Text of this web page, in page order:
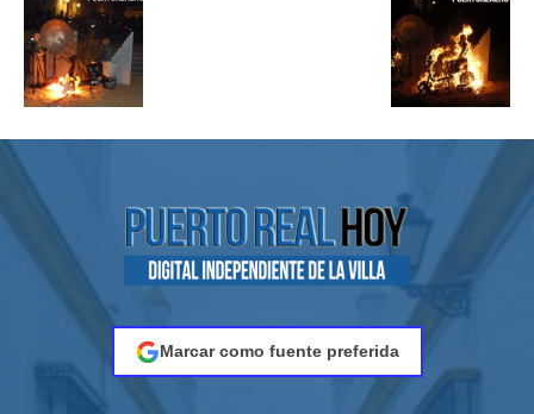
Marcar como fuente preferida